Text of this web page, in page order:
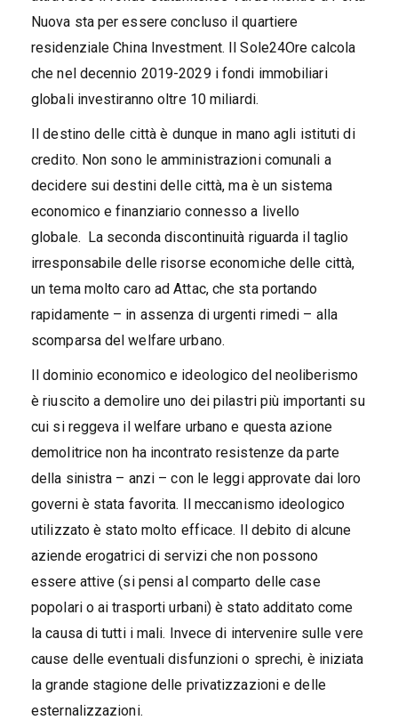
Nuova sta per essere concluso il quartiere
residenziale China Investment. Il Sole24Ore calcola
che nel decennio 2019-2029 i fondi immobiliari
globali investiranno oltre 10 miliardi.
Il destino delle città è dunque in mano agli istituti di
credito. Non sono le amministrazioni comunali a
decidere sui destini delle città, ma è un sistema
economico e finanziario connesso a livello
globale. La seconda discontinuità riguarda il taglio
irresponsabile delle risorse economiche delle città,
un tema molto caro ad Attac, che sta portando
rapidamente – in assenza di urgenti rimedi – alla
scomparsa del welfare urbano.
Il dominio economico e ideologico del neoliberismo
è riuscito a demolire uno dei pilastri più importanti su
cui si reggeva il welfare urbano e questa azione
demolitrice non ha incontrato resistenze da parte
della sinistra – anzi – con le leggi approvate dai loro
governi è stata favorita. Il meccanismo ideologico
utilizzato è stato molto efficace. Il debito di alcune
aziende erogatrici di servizi che non possono
essere attive (si pensi al comparto delle case
popolari o ai trasporti urbani) è stato additato come
la causa di tutti i mali. Invece di intervenire sulle vere
cause delle eventuali disfunzioni o sprechi, è iniziata
la grande stagione delle privatizzazioni e delle
esternalizzazioni.